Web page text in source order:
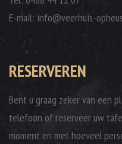
E-mail: info@veerhuis-
RESERVEREN
Bent u graag zeker van een
telefoon of reserveer uw
moment en met hoeveel